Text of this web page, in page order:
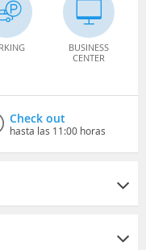
BUSINESS
CENTER
Check out
hasta las 11:00 horas